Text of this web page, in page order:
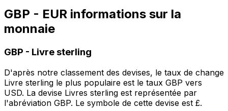
GBP - EUR informations sur la
monnaie
GBP - Livre sterling
D'après notre classement des devises, le taux de change
Livre sterling le plus populaire est le taux GBP vers
USD. La devise Livres sterling est représentée par
l'abréviation GBP. Le symbole de cette devise est £.